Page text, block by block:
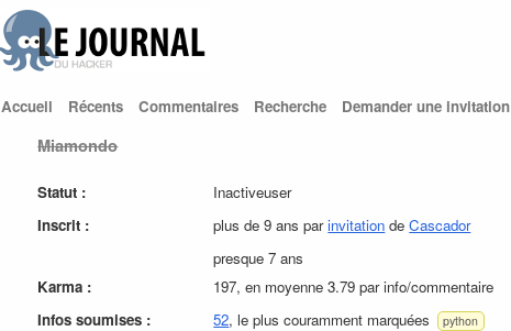
Accueil Récents Commentaires Recherche Demander une invitation
Miamondo
Statut :
Inactiveuser
Inscrit :
plus de 9 ans parinvitation deCascador
presque 7 ans
Karma :
197, en moyenne 3.79 par info/commentaire
Infos soumises :
52, le plus couramment marquées python